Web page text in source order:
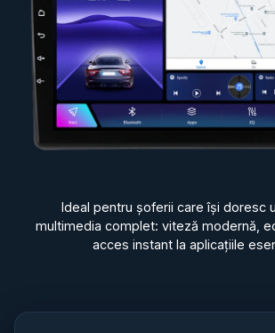
Ideal pentru șoferii care își doresc
multimedia complet: viteză modernă,
acces instant la aplicațiile